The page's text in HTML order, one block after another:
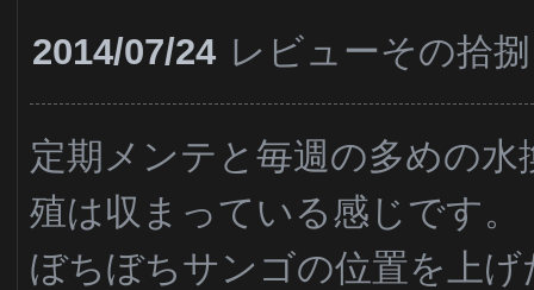
2014/07/24 レビューその拾捌
定期メンテと毎週の多めの
殖は収まっている感じです。
ぼちぼちサンゴの位置を上